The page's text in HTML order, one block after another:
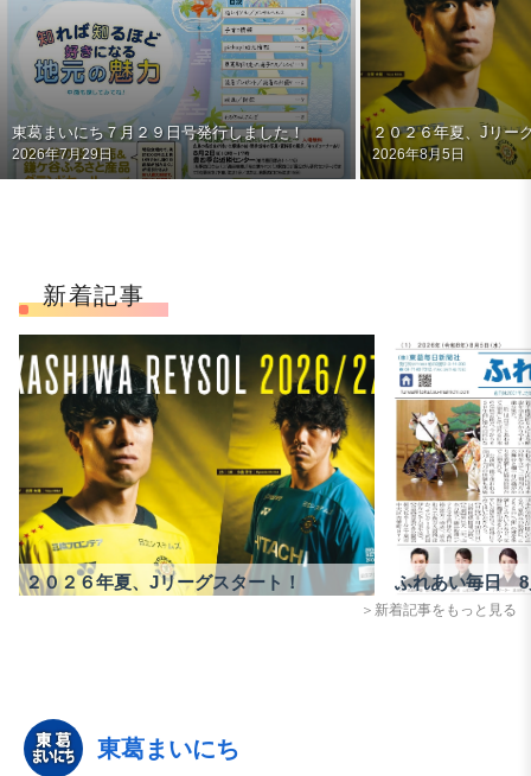
東葛まいにち７月２９日号発行しました！
2026年7月29日
２０２６年夏、Jリー
2026年8月5日
新着記事
２０２６年夏、Jリーグスタート！ ふれあい毎日 8
＞新着記事をもっと見る
東葛まいにち